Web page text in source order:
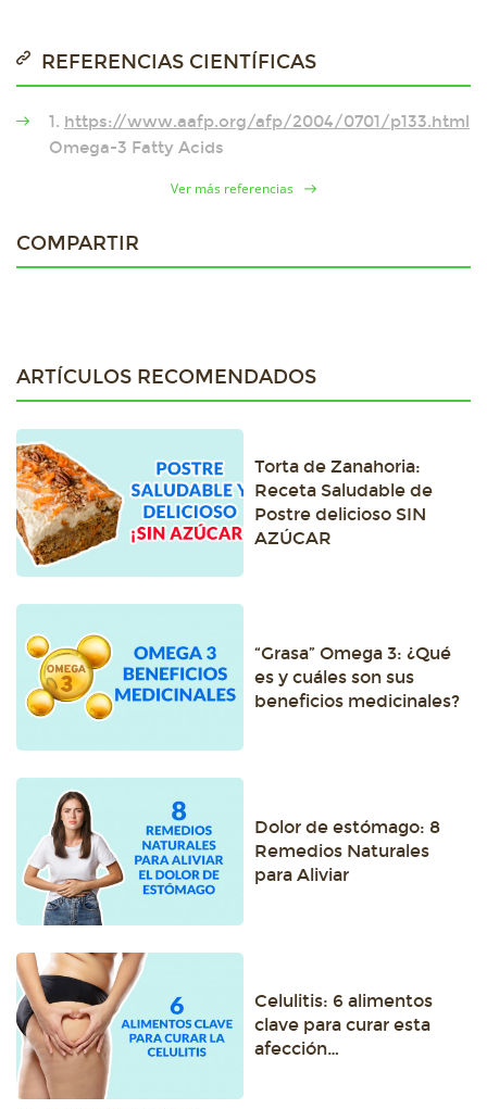
REFERENCIAS CIENTÍFICAS
1. https://www.aafp.org/afp/2004/0701/p133.html
Omega-3 Fatty Acids
Ver más referencias
COMPARTIR
ARTÍCULOS RECOMENDADOS
Torta de Zanahoria:
Receta Saludable de
Postre delicioso SIN
AZÚCAR
“Grasa” Omega 3: ¿Qué
es y cuáles son sus
beneficios medicinales?
Dolor de estómago: 8
Remedios Naturales
para Aliviar
Celulitis: 6 alimentos
clave para curar esta
afección…